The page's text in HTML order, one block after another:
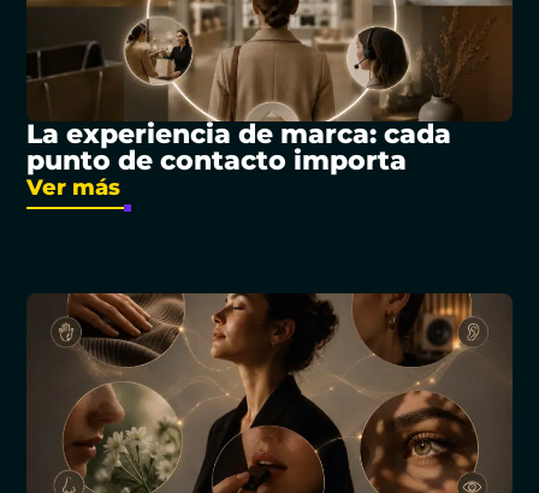
La experiencia de marca: cada
punto de contacto importa
Ver más